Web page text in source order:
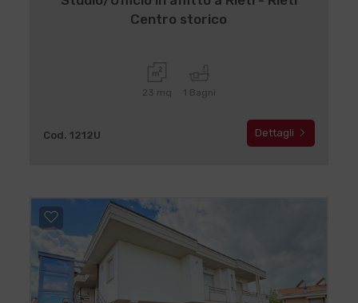
Centro storico
23 mq 1 Bagni
Cod. 1212U Dettagli